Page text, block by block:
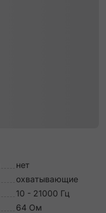
нет
охватывающие
10 - 21000 Гц
64 Ом